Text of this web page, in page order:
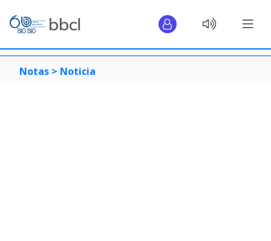
Notas > Noticia